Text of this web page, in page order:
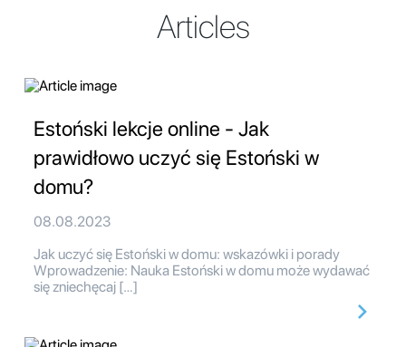
Articles
Estoński lekcje online - Jak
prawidłowo uczyć się Estoński w
domu?
08.08.2023
Jak uczyć się Estoński w domu: wskazówki i porady
Wprowadzenie: Nauka Estoński w domu może wydawać
się zniechęcaj […]